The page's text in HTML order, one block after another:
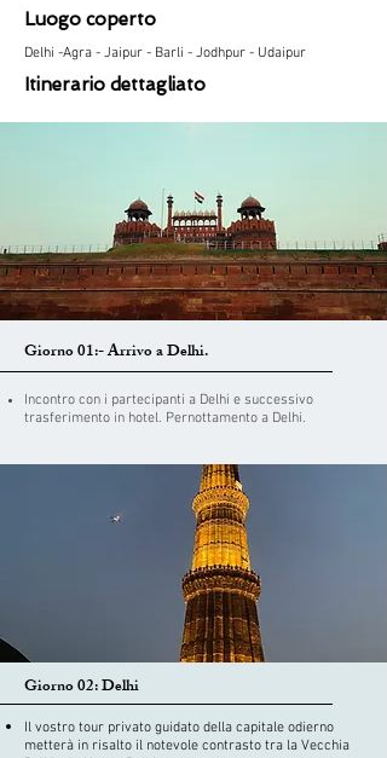
Luogo coperto
Delhi -Agra - Jaipur - Barli - Jodhpur - Udaipur
Itinerario dettagliato
Giorno 01:- Arrivo a Delhi.
Incontro con i partecipanti a Delhi e successivo
trasferimento in hotel. Pernottamento a Delhi.
Giorno 02: Delhi
Il vostro tour privato guidato della capitale odierno
metterà in risalto il notevole contrasto tra la Vecchia